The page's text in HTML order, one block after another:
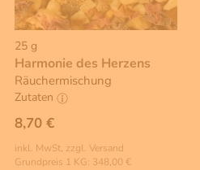
25 g
Harmonie des Herzens
Räuchermischung
Zutaten
8,70 €
inkl. MwSt, zzgl. Versand
Grundpreis 1 KG: 348,00 €